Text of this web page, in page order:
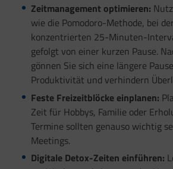
Zeitmanagement optimieren:
wie die Pomodoro-Methode, bei
konzentrierten 25-Minuten-
gefolgt von einer kurzen Pause.
gönnen Sie sich eine längere
Produktivität und verhindern
Feste Freizeitblöcke einplanen:
Zeit für Hobbys, Familie oder
Termine sollten genauso wichtig
Meetings.
Digitale Detox-Zeiten einführen: